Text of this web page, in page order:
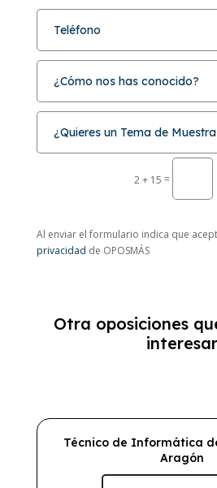
2 + 15 =
Al enviar el formulario indica que
privacidad de OPOSMÁS
Otra oposiciones
interesar
Técnico de Informática
Aragón